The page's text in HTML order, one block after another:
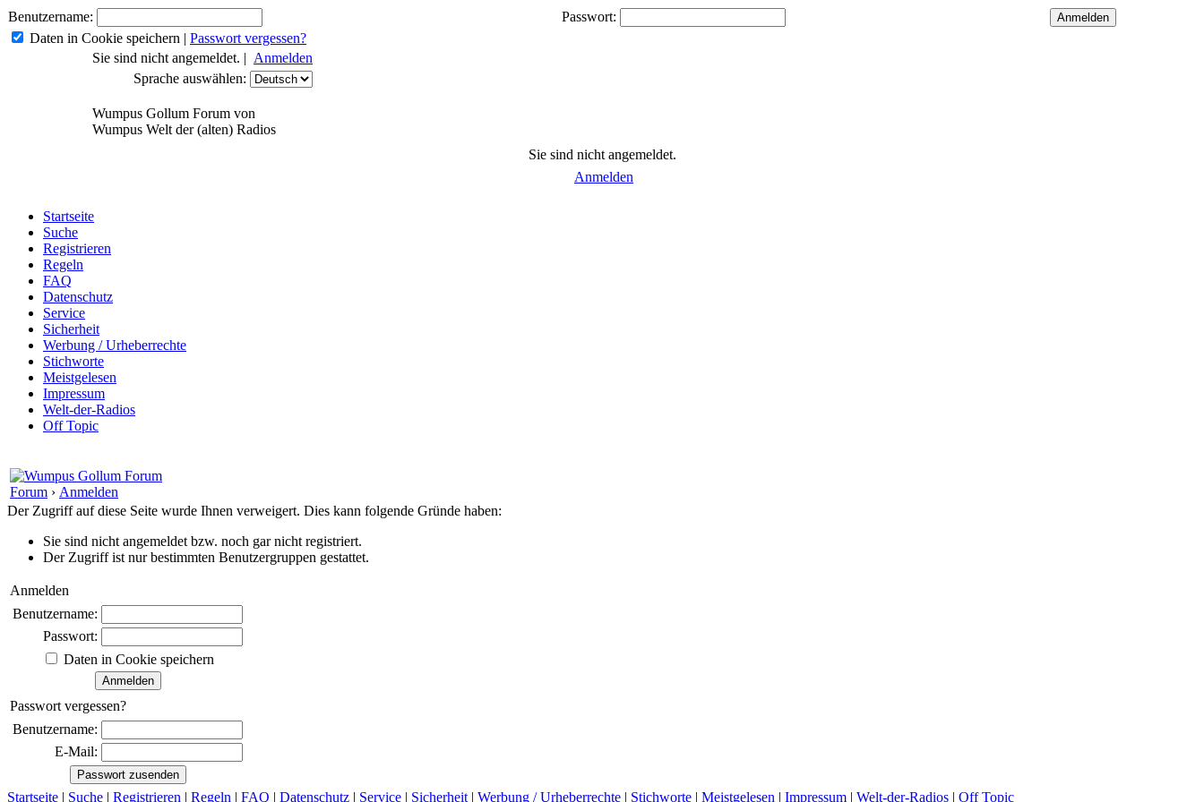
Benutzername:
Passwort:
Daten in Cookie speichern | Passwort vergessen?
Sie sind nicht angemeldet. | Anmelden
Sprache auswählen:
Wumpus Gollum Forum von
Wumpus Welt der (alten) Radios
Sie sind nicht angemeldet.
Anmelden
Startseite
Suche
Registrieren
Regeln
FAQ
Datenschutz
Service
Sicherheit
Werbung / Urheberrechte
Stichworte
Meistgelesen
Impressum
Welt-der-Radios
Off Topic
Forum › Anmelden
Der Zugriff auf diese Seite wurde Ihnen verweigert. Dies kann folgende Gründe haben:
Sie sind nicht angemeldet bzw. noch gar nicht registriert.
Der Zugriff ist nur bestimmten Benutzergruppen gestattet.
Anmelden
Benutzername:
Passwort:
Daten in Cookie speichern
Passwort vergessen?
Benutzername:
E-Mail:
Startseite | Suche | Registrieren | Regeln | FAQ | Datenschutz | Service | Sicherheit | Werbung / Urheberrechte | Stichworte | Meistgelesen | Impressum | Welt-der-Radios | Off Topic